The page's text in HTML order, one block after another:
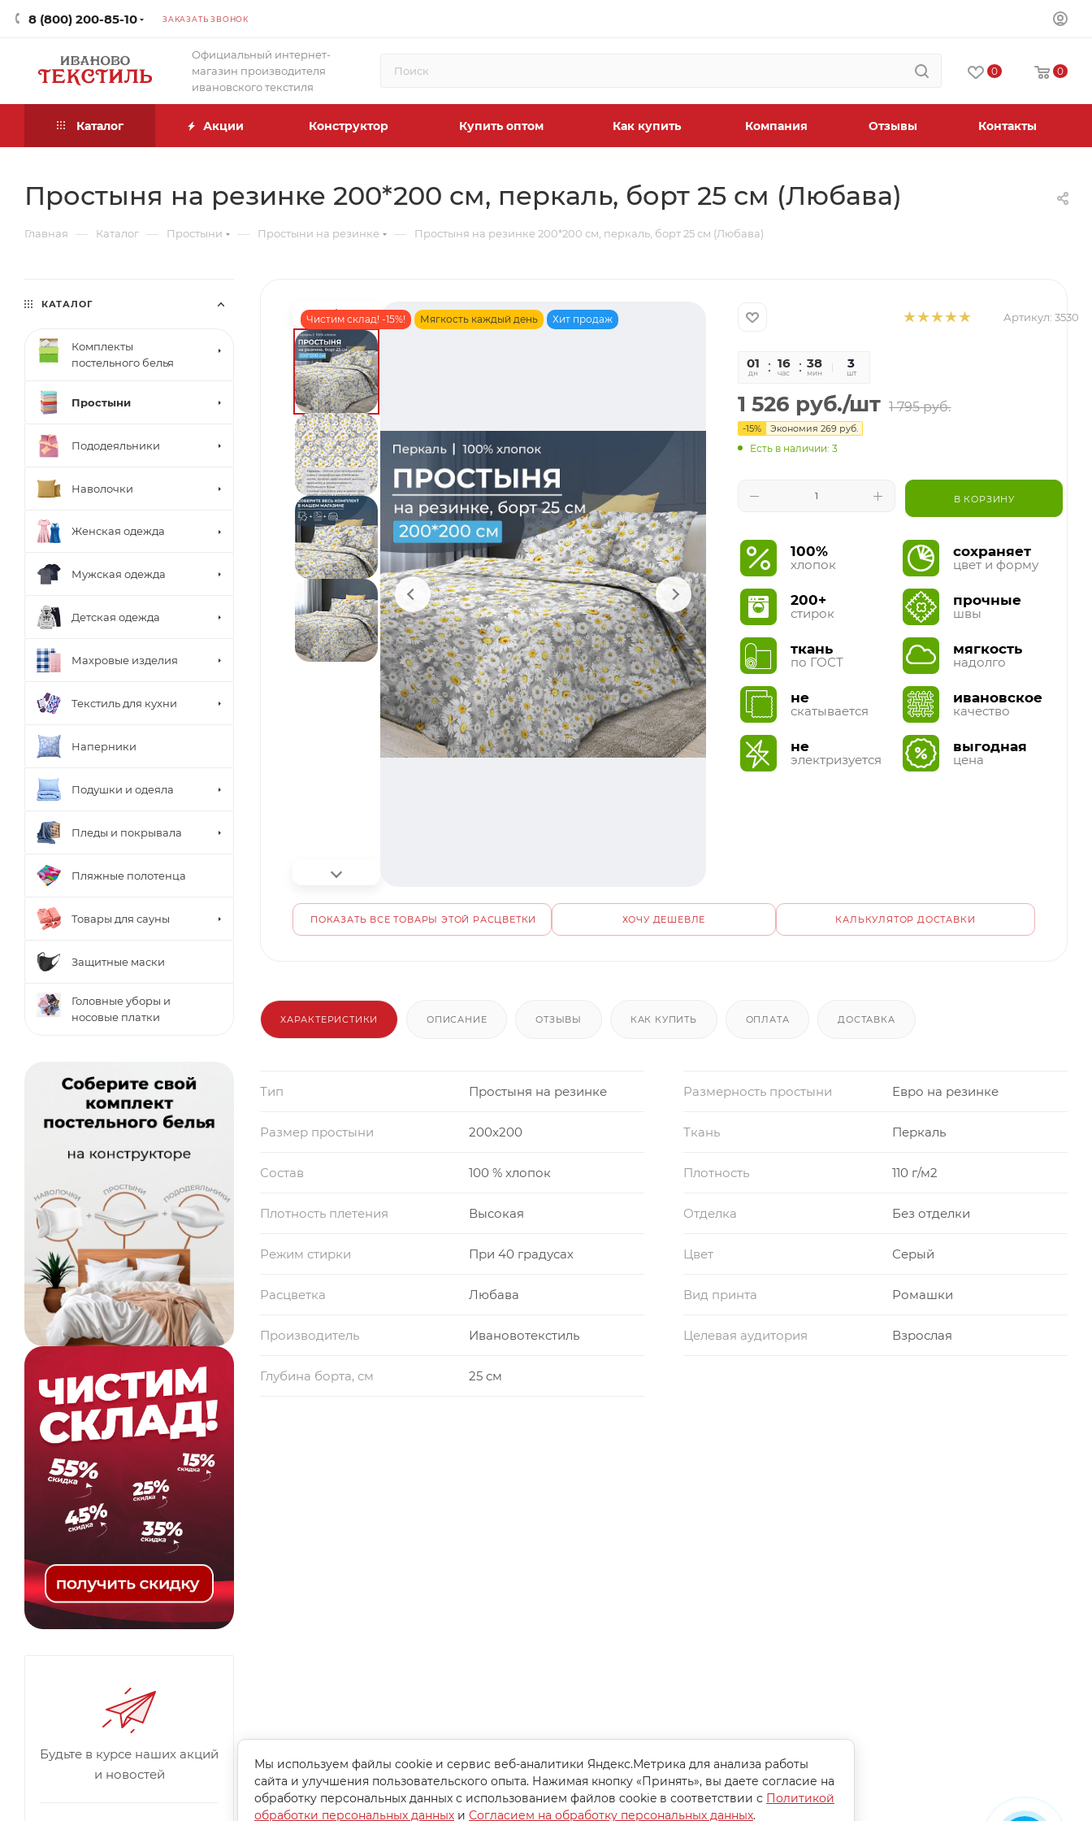
8 (800) 200-85-10 ЗАКАЗАТЬ ЗВОНОК
Официальный интернет-
магазин производителя
ивановского текстиля
0 0
Каталог Акции Конструктор Купить оптом Как купить Компания Отзывы Контакты
Простыня на резинке 200*200 см, перкаль, борт 25 см (Любава)
Главная — Каталог — Простыни — Простыни на резинке — Простыня на резинке 200*200 см, перкаль, борт 25 см (Любава)
Чистим склад! -15%! Мягкость каждый день Хит продаж Артикул: 3530
01
дн
16
час
38
мин
49
сек
3
шт
1 526 руб./шт 1 795руб.
-15% Экономия269 руб.
Есть в наличии: 3
В КОРЗИНУ
100%
хлопок
200+
стирок
ткань
по ГОСТ
не
скатывается
не
электризуется
сохраняет
цвет и форму
прочные
швы
мягкость
надолго
ивановское
качество
выгодная
цена
ПОКАЗАТЬ ВСЕ ТОВАРЫ ЭТОЙ РАСЦВЕТКИ ХОЧУ ДЕШЕВЛЕ КАЛЬКУЛЯТОР ДОСТАВКИ
ХАРАКТЕРИСТИКИ ОПИСАНИЕ ОТЗЫВЫ КАК КУПИТЬ ОПЛАТА ДОСТАВКА
Тип Простыня на резинке Размерность простыни Евро на резинке
Размер простыни 200x200 Ткань Перкаль
Состав 100 % хлопок Плотность 110 г/м2
Плотность плетения Высокая Отделка Без отделки
Режим стирки При 40 градусах Цвет Серый
Расцветка Любава Вид принта Ромашки
Производитель Ивановотекстиль Целевая аудитория Взрослая
Глубина борта, см 25 см
КАТАЛОГ
Комплекты
постельного белья
Простыни
Пододеяльники
Наволочки
Женская одежда
Мужская одежда
Детская одежда
Махровые изделия
Текстиль для кухни
Наперники
Подушки и одеяла
Пледы и покрывала
Пляжные полотенца
Товары для сауны
Защитные маски
Головные уборы и
носовые платки
Будьте в курсе наших акций
и новостей
Мы используем файлы cookie и сервис веб-аналитики Яндекс.Метрика для анализа работы
сайта и улучшения пользовательского опыта. Нажимая кнопку «Принять», вы даете согласие на
обработку персональных данных с использованием файлов cookie в соответствии с Политикой
обработки персональных данных и Согласием на обработку персональных данных.